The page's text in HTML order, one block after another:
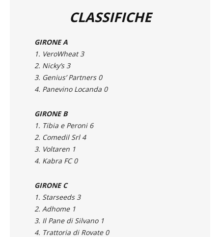
CLASSIFICHE
GIRONE A
1. VeroWheat 3
2. Nicky’s 3
3. Genius’ Partners 0
4. Panevino Locanda 0
GIRONE B
1. Tibia e Peroni 6
2. Comedil Srl 4
3. Voltaren 1
4. Kabra FC 0
GIRONE C
1. Starseeds 3
2. Adhome 1
3. Il Pane di Silvano 1
4. Trattoria di Rovate 0